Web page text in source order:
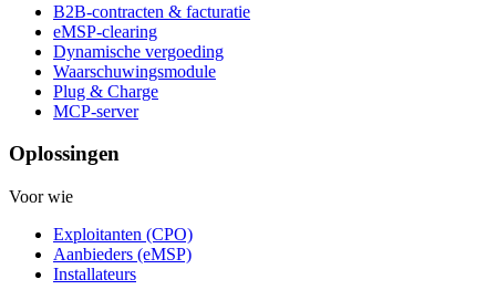
B2B-contracten & facturatie
eMSP-clearing
Dynamische vergoeding
Waarschuwingsmodule
Plug & Charge
MCP-server
Oplossingen
Voor wie
Exploitanten (CPO)
Aanbieders (eMSP)
Installateurs